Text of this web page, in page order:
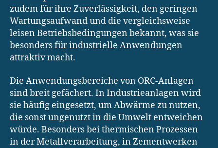
zudem für ihre Zuverlässigkeit, den geringen
Wartungsaufwand und die vergleichsweise
leisen Betriebsbedingungen bekannt, was sie
besonders für industrielle Anwendungen
attraktiv macht.
Die Anwendungsbereiche von ORC-Anlagen
sind breit gefächert. In Industrieanlagen wird
sie häufig eingesetzt, um Abwärme zu nutzen,
die sonst ungenutzt in die Umwelt entweichen
würde. Besonders bei thermischen Prozessen
in der Metallverarbeitung, in Zementwerken